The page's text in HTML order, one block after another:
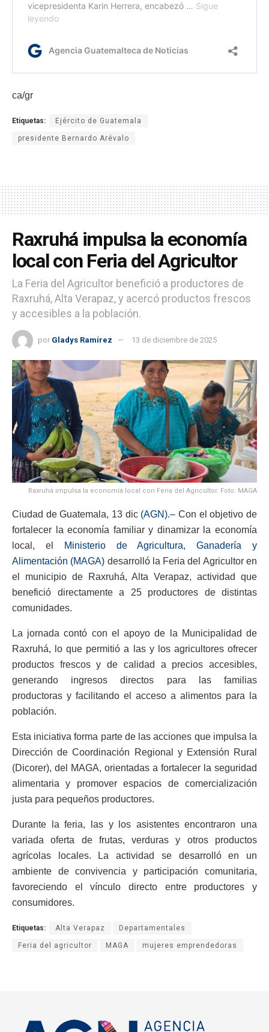
ca/gr
Etiquetas: Ejército de Guatemala
presidente Bernardo Arévalo
Raxruhá impulsa la economía
local con Feria del Agricultor
La Feria del Agricultor benefició a productores de
Raxruhá, Alta Verapaz, y acercó productos frescos
y accesibles a la población.
por Gladys Ramírez 13 de diciembre de 2025
Raxruhá impulsa la economía local con Feria del Agricultor. Foto: MAGA
Ciudad de Guatemala, 13 dic (AGN).– Con el objetivo de
fortalecer la economía familiar y dinamizar la economía
local, el
Ministerio de Agricultura, Ganadería y
Alimentación (MAGA) desarrolló la Feria del Agricultor en
el municipio de Raxruhá, Alta Verapaz, actividad que
benefició directamente a 25 productores de distintas
comunidades.
La jornada contó con el apoyo de la Municipalidad de
Raxruhá, lo que permitió a las y los agricultores ofrecer
productos frescos y de calidad a precios accesibles,
generando ingresos directos para las familias
productoras y facilitando el acceso a alimentos para la
población.
Esta iniciativa forma parte de las acciones que impulsa la
Dirección de Coordinación Regional y Extensión Rural
(Dicorer), del MAGA, orientadas a fortalecer la seguridad
alimentaria y promover espacios de comercialización
justa para pequeños productores.
Durante la feria, las y los asistentes encontraron una
variada oferta de frutas, verduras y otros productos
agrícolas locales. La actividad se desarrolló en un
ambiente de convivencia y participación comunitaria,
favoreciendo el vínculo directo entre productores y
consumidores.
Etiquetas: Alta Verapaz Departamentales
Feria del agricultor MAGA mujeres emprendedoras